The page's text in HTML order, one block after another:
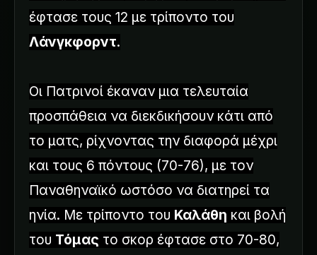
έφτασε τους 12 με τρίποντο του
Λάνγκφορντ.
Οι Πατρινοί έκαναν μια τελευταία
προσπάθεια να διεκδικήσουν κάτι από
το ματς, ρίχνοντας την διαφορά μέχρι
και τους 6 πόντους (70-76), με τον
Παναθηναϊκό ωστόσο να διατηρεί τα
ηνία. Με τρίποντο του Καλάθη και βολή
του Τόμας το σκορ έφτασε στο 70-80,